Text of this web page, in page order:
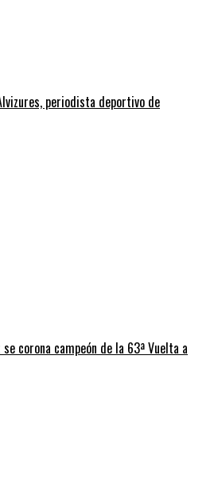
periodista deportivo de
se corona campeón de la 63ª Vuelta a